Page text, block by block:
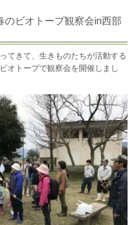
ビオトープ観察会in西部
てきて、生きものたちが活動する
オトープで観察会を開催しまし